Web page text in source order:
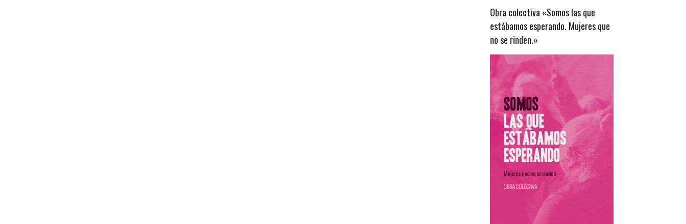
Obra colectiva «Somos las que
estábamos esperando. Mujeres que
no se rinden.»